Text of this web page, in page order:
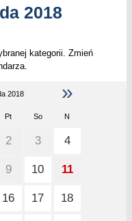
2018
kategorii. Zmień
2018 »
Pt So N
2 3 4
9 10 11
16 17 18